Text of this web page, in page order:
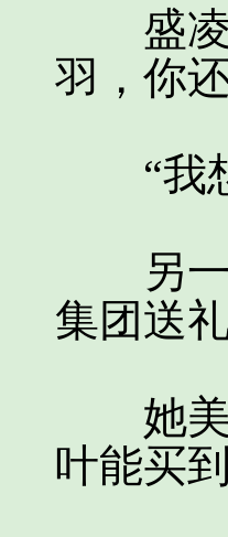
盛凌
羽，你
“我想
另一
集团送
她美
叶能买